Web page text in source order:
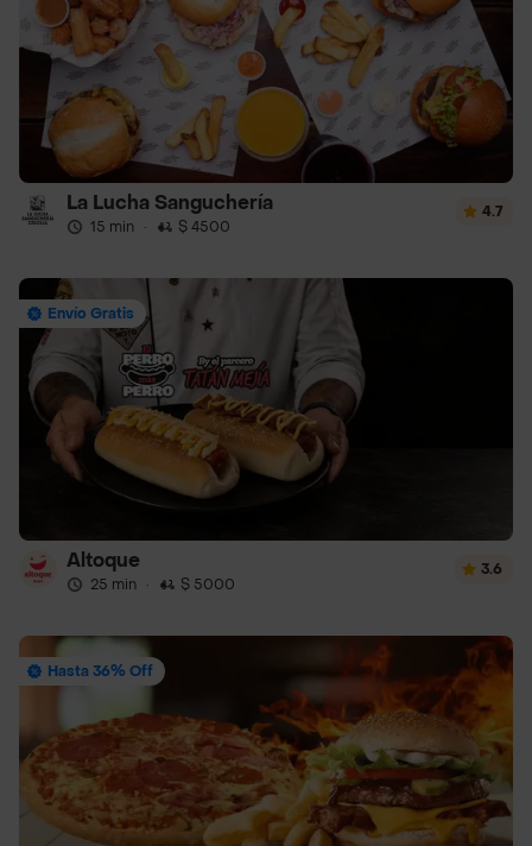
La Lucha Sanguchería
15 min · $ 4500
4.7
Envío Gratis
Altoque
25 min · $ 5000
3.6
Hasta 36% Off